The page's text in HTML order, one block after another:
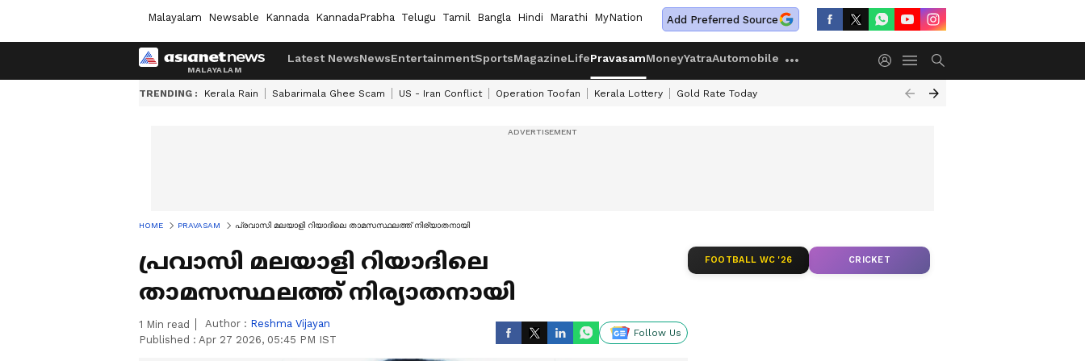
Malayalam Newsable Kannada KannadaPrabha Telugu Tamil Bangla Hindi Marathi MyNation Add Preferred Source
Latest NewsNewsEntertainmentSportsMagazineLifePravasamMoneyYatraAutomobile
TRENDING : Kerala Rain Sabarimala Ghee Scam US - Iran Conflict Operation Toofan Kerala Lottery Gold Rate Today
HOME PRAVASAM പ്രവാസി മലയാളി റിയാദിലെ താമസസ്ഥലത്ത് നിര്യാതനായി
പ്രവാസി മലയാളി റിയാദിലെ
താമസസ്ഥലത്ത് നിര്യാതനായി
1 Min read Author : Reshma Vijayan
Published : Apr 27 2026, 05:45 PM IST
Follow Us
FOOTBALL WC '26 CRICKET